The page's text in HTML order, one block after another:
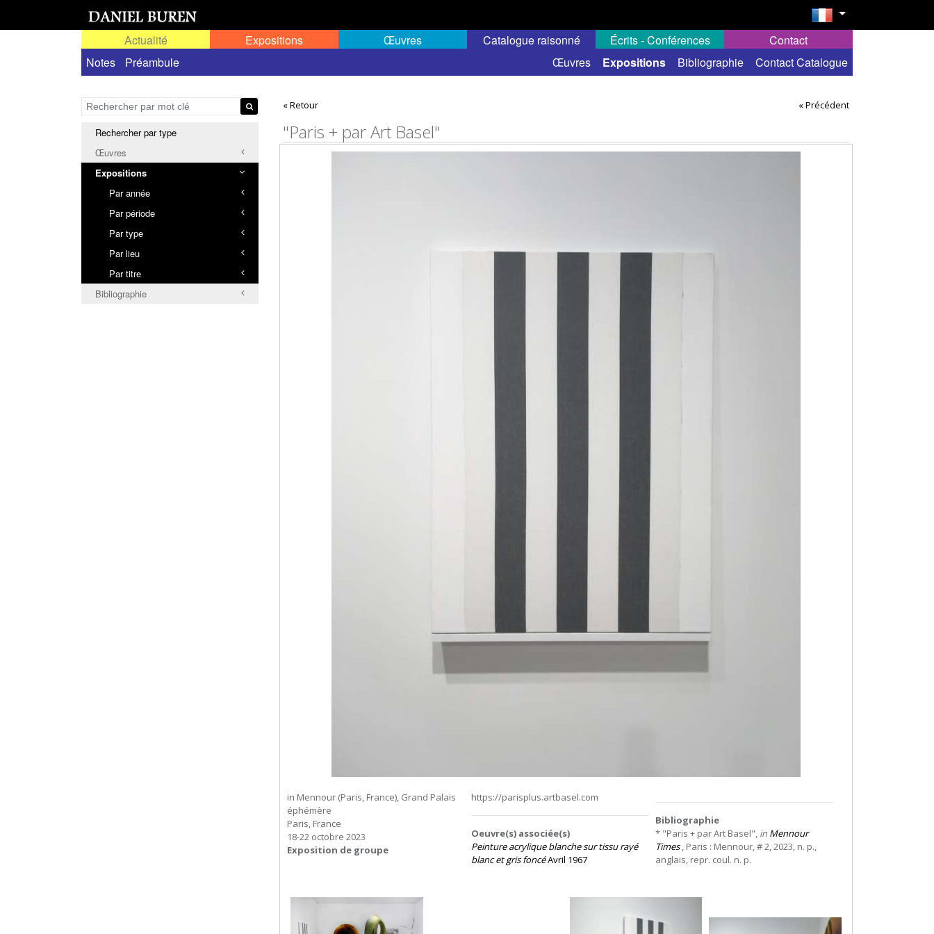
Actualité
Expositions
Toutes les expositions
Œuvres
Catalogue raisonné
Notes
Préambule Œuvres Expositions Bibliographie Contact Catalogue
Écrits - Conférences Contact
Rechercher par type
Œuvres
Expositions
Par année
Par période
Par type
Par lieu
Par titre
Bibliographie
« Retour « Précédent
"Paris + par Art Basel"
in Mennour (Paris, France), Grand Palais
éphémère
Paris, France
18-22 octobre 2023
Exposition de groupe
https://parisplus.artbasel.com
Oeuvre(s) associée(s)
Peinture acrylique blanche sur tissu rayé
blanc et gris foncéAvril 1967
Bibliographie
* "Paris + par Art Basel", in Mennour
Times, Paris : Mennour, # 2, 2023, n. p.,
anglais, repr. coul. n. p.